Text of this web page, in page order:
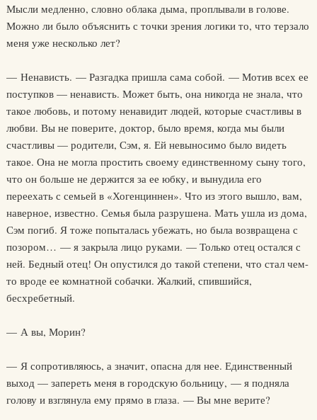
Мысли медленно, словно облака дыма, проплывали в голове.
Можно ли было объяснить с точки зрения логики то, что терзало
меня уже несколько лет?
— Ненависть. — Разгадка пришла сама собой. — Мотив всех ее
поступков — ненависть. Может быть, она никогда не знала, что
такое любовь, и потому ненавидит людей, которые счастливы в
любви. Вы не поверите, доктор, было время, когда мы были
счастливы — родители, Сэм, я. Ей невыносимо было видеть
такое. Она не могла простить своему единственному сыну того,
что он больше не держится за ее юбку, и вынудила его
переехать с семьей в «Хогенциннен». Что из этого вышло, вам,
наверное, известно. Семья была разрушена. Мать ушла из дома,
Сэм погиб. Я тоже попыталась убежать, но была возвращена с
позором… — я закрыла лицо руками. — Только отец остался с
ней. Бедный отец! Он опустился до такой степени, что стал чем-
то вроде ее комнатной собачки. Жалкий, спившийся,
бесхребетный.
— А вы, Морин?
— Я сопротивляюсь, а значит, опасна для нее. Единственный
выход — запереть меня в городскую больницу, — я подняла
голову и взглянула ему прямо в глаза. — Вы мне верите?